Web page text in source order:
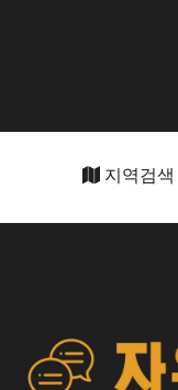
지역검색